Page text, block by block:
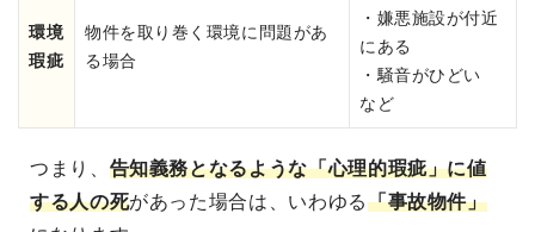
環境
瑕疵
物件を取り巻く環境に問題があ
る場合
・嫌悪施設が付近
にある
・騒音がひどい
など
つまり、 告知義務となるような「心理的瑕疵」に値
する人の死があった場合は、いわゆる「事故物件」